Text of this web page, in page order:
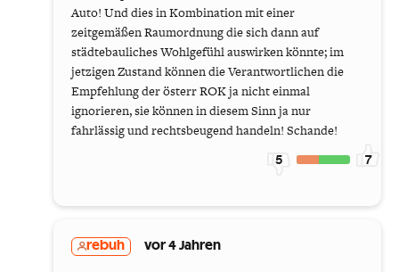
Auto! Und dies in Kombination mit einer
zeitgemäßen Raumordnung die sich dann auf
städtebauliches Wohlgefühl auswirken könnte; im
jetzigen Zustand können die Verantwortlichen die
Empfehlung der österr ROK ja nicht einmal
ignorieren, sie können in diesem Sinn ja nur
fahrlässig und rechtsbeugend handeln! Schande!
5 7
rebuh vor 4 Jahren